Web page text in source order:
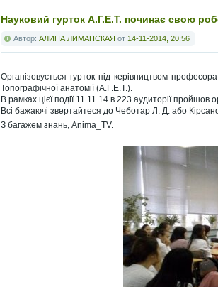
Науковий гурток А.Г.Е.Т. починає свою
Автор: АЛИНА ЛИМАНСКАЯ от 14-11-2014, 20:56
Організовується гурток під керівництвом
Топографічної анатомії (А.Г.Е.Т.).
В рамках цієї події 11.11.14 в 223 аудиторії пройшов
Всі бажаючі звертайтеся до Чеботар Л. Д. або
З багажем знань, Anima_TV.